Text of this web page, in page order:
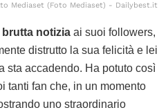
Mediaset (Foto Mediaset) - Dailybest.it
brutta notizia ai suoi followers,
distrutto la sua felicità e lei
sta accadendo. Ha potuto così
tanti fan che, in un momento
uno straordinario